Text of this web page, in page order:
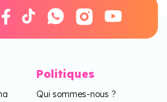
Politiques
Qui sommes-nous ?